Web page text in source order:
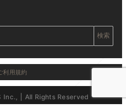
検索
利用規約
Inc., | All Rights Reserved